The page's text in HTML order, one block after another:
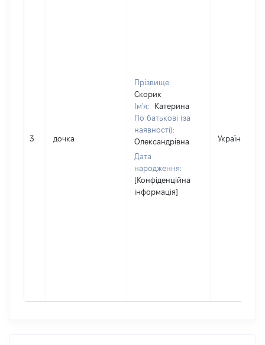
3 дочка
Прізвище:
Скорик
Ім'я:
Катерина
По батькові (за
наявності):
Олександрівна
Дата
народження:
[Конфіденційна
інформація]
Україна